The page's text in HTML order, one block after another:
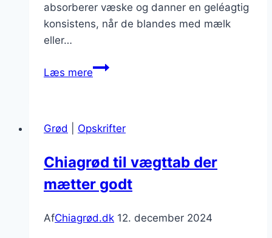
absorberer væske og danner en geléagtig
konsistens, når de blandes med mælk
eller…
Læs mereChiagrød
sommermorgener
Grød Opskrifter
Chiagrød til vægttab der
mætter godt
AfChiagrød.dk 12. december 2024